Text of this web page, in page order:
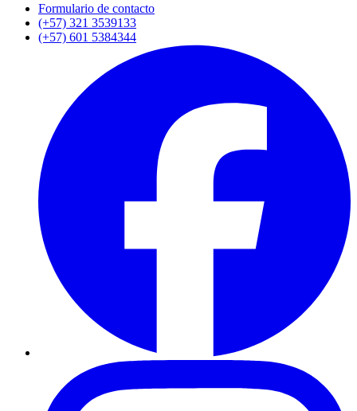
Formulario de contacto
(+57) 321 3539133
(+57) 601 5384344